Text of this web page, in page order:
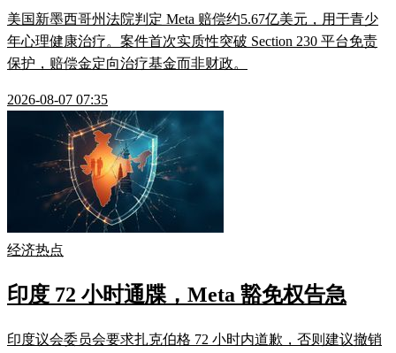
美国新墨西哥州法院判定 Meta 赔偿约5.67亿美元，用于青少
年心理健康治疗。案件首次实质性突破 Section 230 平台免责
保护，赔偿金定向治疗基金而非财政。
2026-08-07 07:35
经济热点
印度 72 小时通牒，Meta 豁免权告急
印度议会委员会要求扎克伯格 72 小时内道歉，否则建议撤销